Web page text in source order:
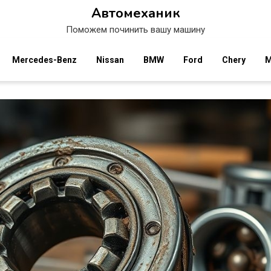
Автомеханик
Поможем починить вашу машину
Mercedes-Benz Nissan BMW Ford Chery